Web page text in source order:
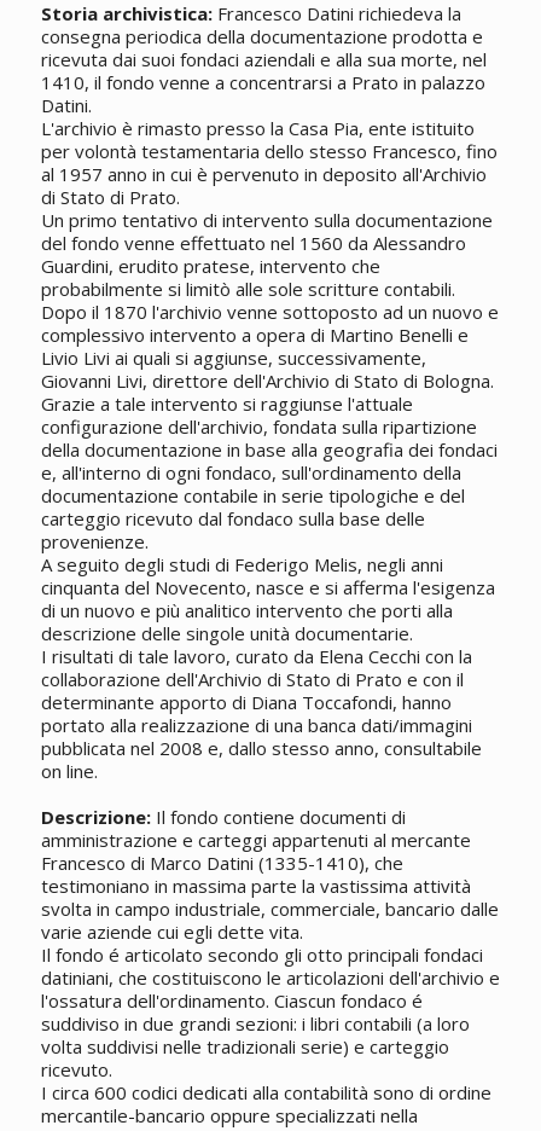
Storia archivistica:Francesco Datini richiedeva la
consegna periodica della documentazione prodotta e
ricevuta dai suoi fondaci aziendali e alla sua morte, nel
1410, il fondo venne a concentrarsi a Prato in palazzo
Datini.
L'archivio è rimasto presso la Casa Pia, ente istituito
per volontà testamentaria dello stesso Francesco, fino
al 1957 anno in cui è pervenuto in deposito all'Archivio
di Stato di Prato.
Un primo tentativo di intervento sulla documentazione
del fondo venne effettuato nel 1560 da Alessandro
Guardini, erudito pratese, intervento che
probabilmente si limitò alle sole scritture contabili.
Dopo il 1870 l'archivio venne sottoposto ad un nuovo e
complessivo intervento a opera di Martino Benelli e
Livio Livi ai quali si aggiunse, successivamente,
Giovanni Livi, direttore dell'Archivio di Stato di Bologna.
Grazie a tale intervento si raggiunse l'attuale
configurazione dell'archivio, fondata sulla ripartizione
della documentazione in base alla geografia dei fondaci
e, all'interno di ogni fondaco, sull'ordinamento della
documentazione contabile in serie tipologiche e del
carteggio ricevuto dal fondaco sulla base delle
provenienze.
A seguito degli studi di Federigo Melis, negli anni
cinquanta del Novecento, nasce e si afferma l'esigenza
di un nuovo e più analitico intervento che porti alla
descrizione delle singole unità documentarie.
I risultati di tale lavoro, curato da Elena Cecchi con la
collaborazione dell'Archivio di Stato di Prato e con il
determinante apporto di Diana Toccafondi, hanno
portato alla realizzazione di una banca dati/immagini
pubblicata nel 2008 e, dallo stesso anno, consultabile
on line.
Descrizione:Il fondo contiene documenti di
amministrazione e carteggi appartenuti al mercante
Francesco di Marco Datini (1335-1410), che
testimoniano in massima parte la vastissima attività
svolta in campo industriale, commerciale, bancario dalle
varie aziende cui egli dette vita.
Il fondo é articolato secondo gli otto principali fondaci
datiniani, che costituiscono le articolazioni dell'archivio e
l'ossatura dell'ordinamento. Ciascun fondaco é
suddiviso in due grandi sezioni: i libri contabili (a loro
volta suddivisi nelle tradizionali serie) e carteggio
ricevuto.
I circa 600 codici dedicati alla contabilità sono di ordine
mercantile-bancario oppure specializzati nella